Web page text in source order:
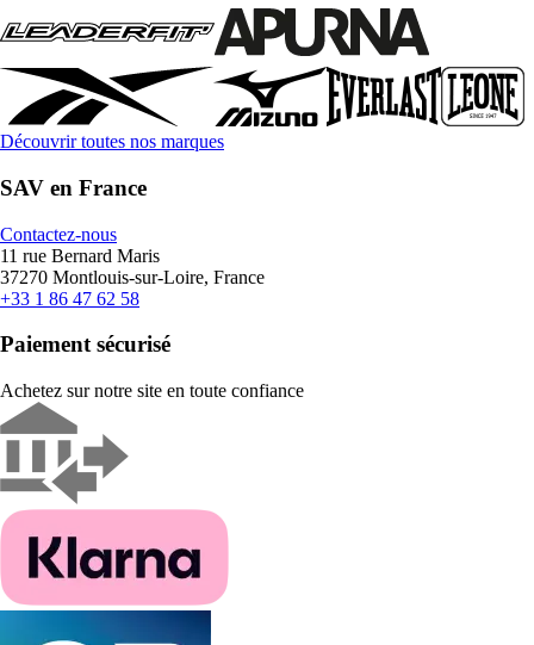
Découvrir toutes nos marques
SAV en France
Contactez-nous
11 rue Bernard Maris
37270 Montlouis-sur-Loire, France
+33 1 86 47 62 58
Paiement sécurisé
Achetez sur notre site en toute confiance